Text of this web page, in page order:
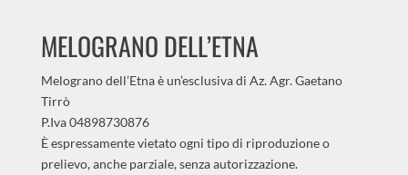
MELOGRANO DELL’ETNA
Melograno dell’Etna è un’esclusiva di Az. Agr. Gaetano
Tirrò
P.Iva 04898730876
È espressamente vietato ogni tipo di riproduzione o
prelievo, anche parziale, senza autorizzazione.